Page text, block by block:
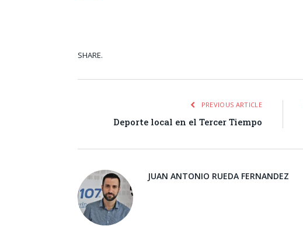
SHARE.
PREVIOUS ARTICLE
Deporte local en el Tercer Tiempo
JUAN ANTONIO RUEDA FERNANDEZ